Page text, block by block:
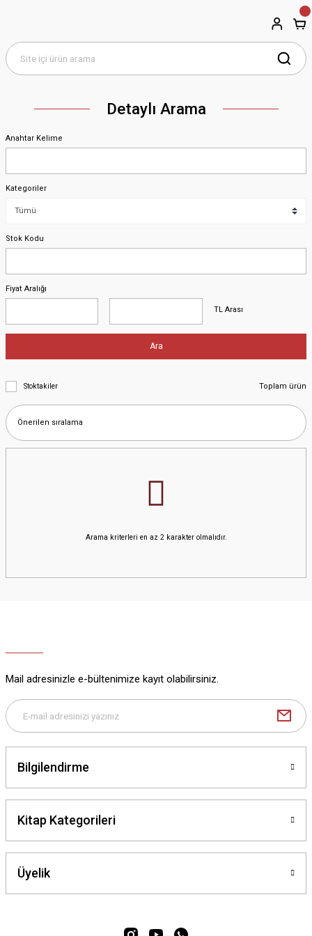
Detaylı Arama
Anahtar Kelime
Kategoriler
Stok Kodu
Fiyat Aralığı
TL Arası
Ara
Stoktakiler Toplam ürün
Arama kriterleri en az 2 karakter olmalıdır.
Mail adresinizle e-bültenimize kayıt olabilirsiniz.
Bilgilendirme
Kitap Kategorileri
Üyelik